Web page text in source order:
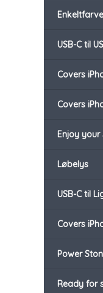
USB-C til
Covers
Covers
Enjoy your
Løbelys
USB-C til
Covers
Power
Ready for